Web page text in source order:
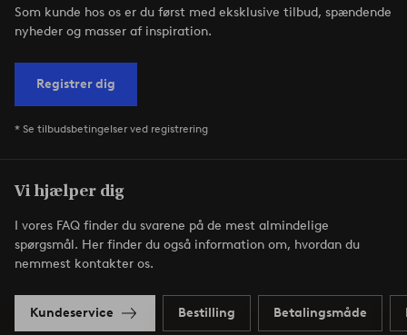
Som kunde hos os er du først med eksklusive tilbud, spændende
nyheder og masser af inspiration.
Registrer dig
* Se tilbudsbetingelser ved registrering
Vi hjælper dig
I vores FAQ finder du svarene på de mest almindelige
spørgsmål. Her finder du også information om, hvordan du
nemmest kontakter os.
Kundeservice Bestilling Betalingsmåde